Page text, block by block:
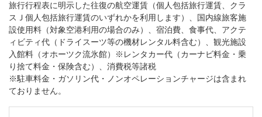
旅行行程表に明示した往復の航空運賃（個人包括旅行運賃、クラ
スＪ個人包括旅行運賃のいずれかを利用します）、国内線旅客施
設使用料（対象空港利用の場合のみ）、宿泊費、食事代、アクテ
ィビティ代（ドライスーツ等の機材レンタル料含む）、観光施設
入館料（オホーツク流氷館）※レンタカー代（カーナビ料金・乗
り捨て料金・保険含む）、消費税等諸税
※駐車料金・ガソリン代・ノンオペレーションチャージは含まれ
ておりません。